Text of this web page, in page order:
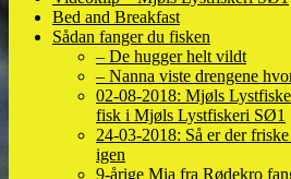
Bed and Breakfast
Sådan fanger du fisken
– De hugger helt vildt
– Nanna viste drengene
02-08-2018: Mjøls
fisk i Mjøls Lystfiskeri SØ1
24-03-2018: Så er der
igen
9-årige Mia fra Rødekro